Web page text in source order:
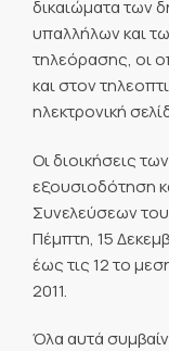
δικαιώματα των
υπαλλήλων και
τηλεόρασης, οι
και στον
ηλεκτρονική
Οι διοικήσεις
εξουσιοδότηση
Συνελεύσεων
Πέμπτη, 15
έως τις 12 το
2011.
Όλα αυτά